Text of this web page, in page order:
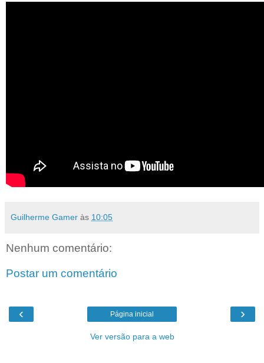
Guilherme Gamer às 10:05
Nenhum comentário:
Postar um comentário
‹ ›
Página inicial
Ver versão para a web